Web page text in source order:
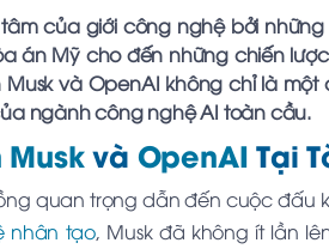
của giới công nghệ bởi
án Mỹ cho đến những chiến
và OpenAI không chỉ là
ngành công nghệ AI toàn cầu.
Muskvà OpenAI Tại
quan trọng dẫn đến cuộc đấu
nhân tạo, Musk đã không ít lần